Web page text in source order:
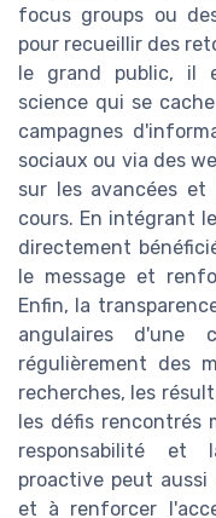
focus groups ou
pour recueillir des
le grand public, il
science qui se
campagnes
sociaux ou via des
sur les avancées et
cours. En intégrant
directement
le message et
Enfin, la
angulaires d'une
régulièrement des
recherches, les
les défis rencontrés
responsabilité et
proactive peut aussi
et à renforcer